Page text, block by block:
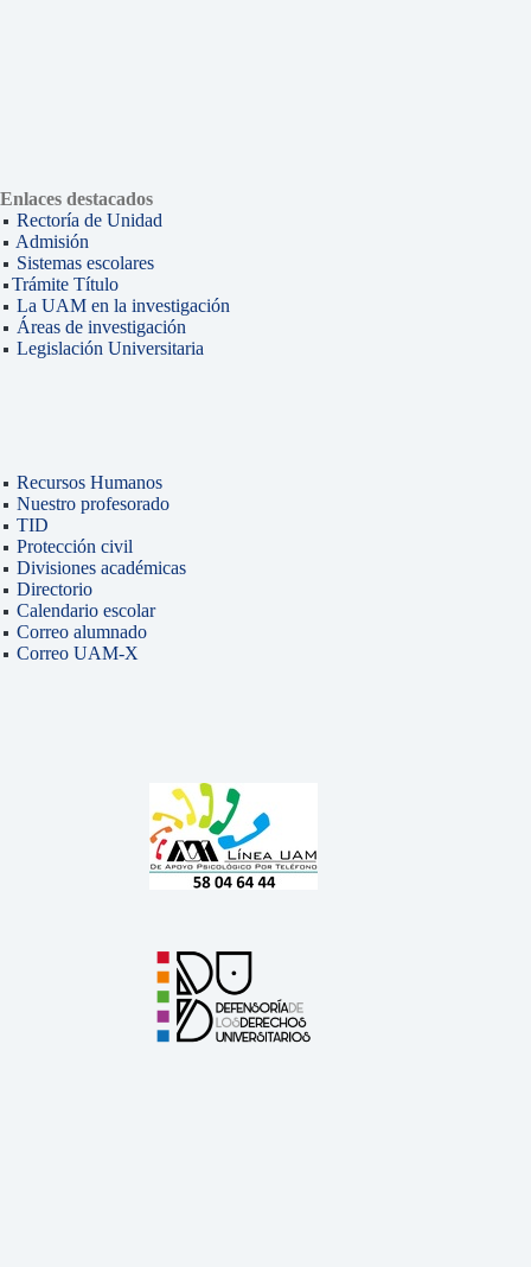
Enlaces destacados
Rectoría de Unidad
Admisión
Sistemas escolares
Trámite Título
La UAM en la investigación
Áreas de investigación
Legislación Universitaria
Recursos Humanos
Nuestro profesorado
TID
Protección civil
Divisiones académicas
Directorio
Calendario escolar
Correo alumnado
Correo UAM-X